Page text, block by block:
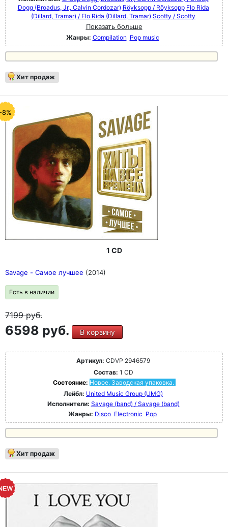
Dogg (Broadus, Jr., Calvin Cordozar) Röyksopp / Röyksopp Flo Rida
(Dillard, Tramar) / Flo Rida (Dillard, Tramar) Scotty / Scotty
Показать больше
Жанры: Compilation Pop music
Хит продаж
8%
1 CD
Savage - Самое лучшее (2014)
Есть в наличии
7199руб.
6598 руб. В корзину
Артикул: CDVP 2946579
Состав: 1 CD
Состояние: Новое. Заводская упаковка.
Лейбл: United Music Group (UMG)
Исполнители: Savage (band) / Savage (band)
Жанры: Disco Electronic Pop
Хит продаж